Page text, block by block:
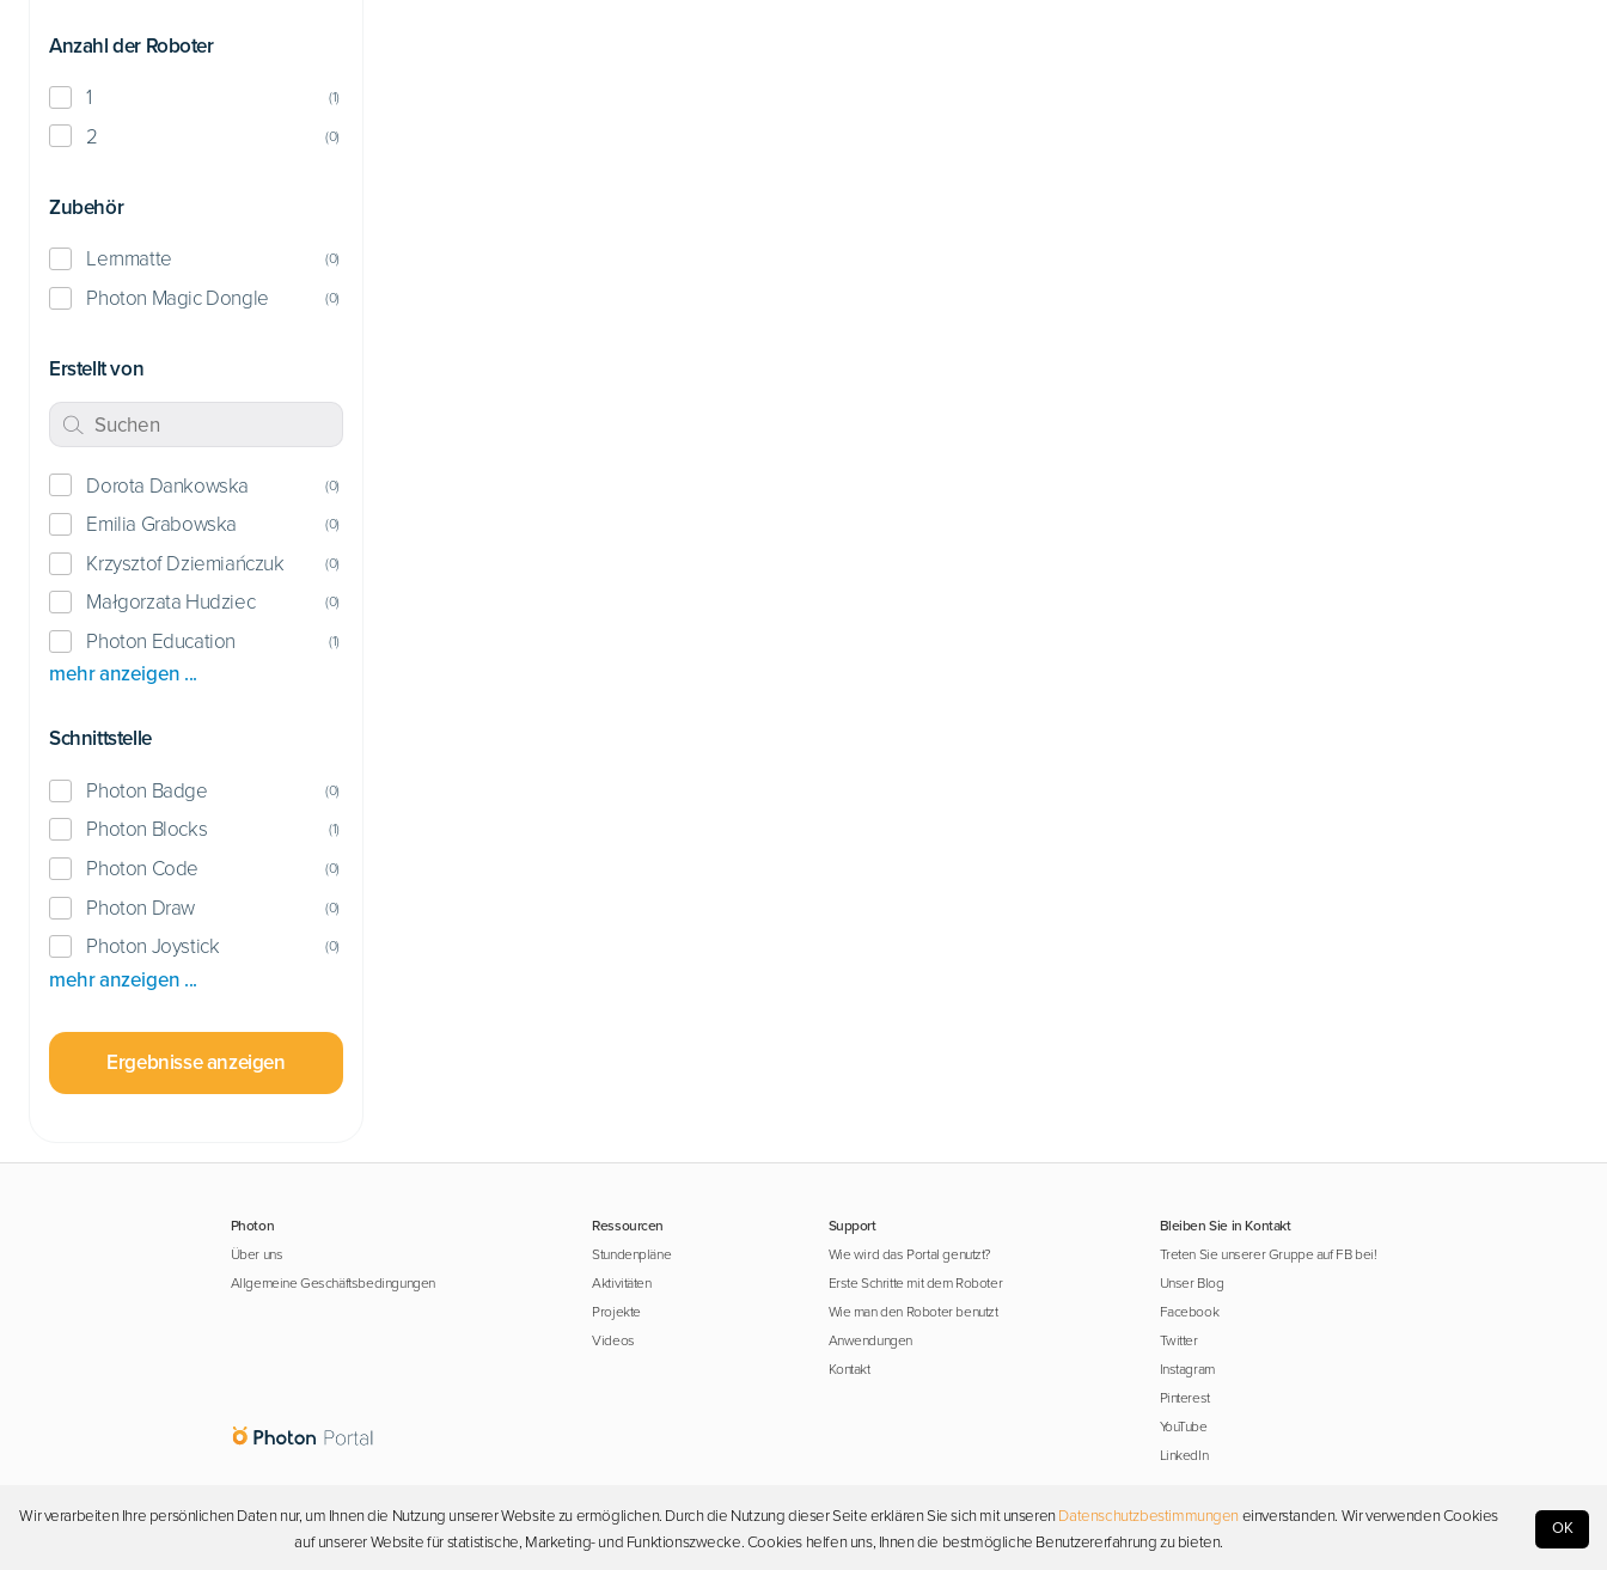
Anzahl der Roboter
1 (1)
2 (0)
Zubehör
Lernmatte (0)
Photon Magic Dongle (0)
Erstellt von
Dorota Dankowska (0)
Emilia Grabowska (0)
Krzysztof Dziemiańczuk (0)
Małgorzata Hudziec (0)
Photon Education (1)
mehr anzeigen ...
Schnittstelle
Photon Badge (0)
Photon Blocks (1)
Photon Code (0)
Photon Draw (0)
Photon Joystick (0)
mehr anzeigen ...
Ergebnisse anzeigen
Photon
Über uns
Allgemeine Geschäftsbedingungen
Ressourcen
Stundenpläne
Aktivitäten
Projekte
Videos
Support
Wie wird das Portal genutzt?
Erste Schritte mit dem Roboter
Wie man den Roboter benutzt
Anwendungen
Kontakt
Bleiben Sie in Kontakt
Treten Sie unserer Gruppe auf FB bei!
Unser Blog
Facebook
Twitter
Instagram
Pinterest
YouTube
LinkedIn
Urheberrecht © 2026 Photon. Alle Rechte vorbehalten.
Wir verarbeiten Ihre persönlichen Daten nur, um Ihnen die Nutzung unserer Website zu ermöglichen. Durch die Nutzung dieser Seite erklären Sie sich mit unserenDatenschutzbestimmungen einverstanden. Wir verwenden Cookies
auf unserer Website für statistische, Marketing- und Funktionszwecke. Cookies helfen uns, Ihnen die bestmögliche Benutzererfahrung zu bieten.
OK